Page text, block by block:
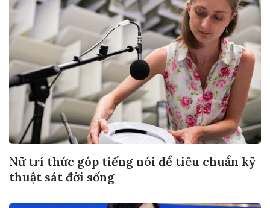
Nữ trí thức góp tiếng nói để tiêu chuẩn kỹ
thuật sát đời sống